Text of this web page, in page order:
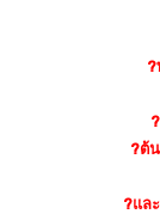
?
?
?ต้
?แล